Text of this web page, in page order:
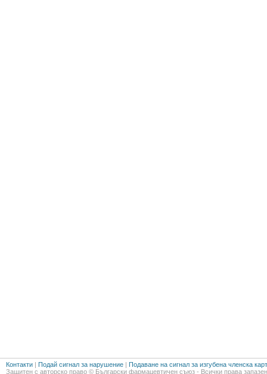
Контакти | Подай сигнал за нарушение | Подаване на сигнал за изгубена членска
Защитен с авторско право © Български фармацевтичен съюз - Всички права